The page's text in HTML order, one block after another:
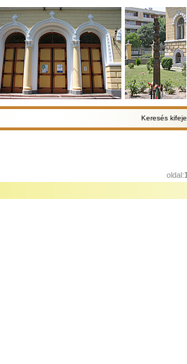
Keresés
oldal:1